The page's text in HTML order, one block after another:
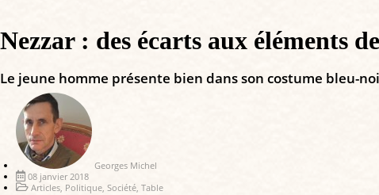
Nezzar : des écarts aux éléments
Le jeune homme présente bien dans son costume bleu-
Georges Michel
08 janvier 2018
Articles, Politique, Société, Table